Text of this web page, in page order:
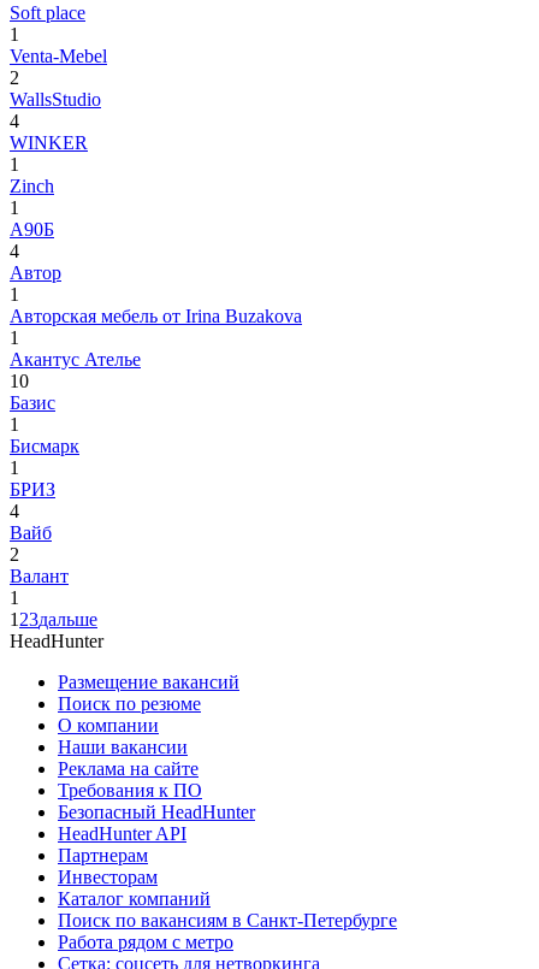
Soft place
1
Venta-Mebel
2
WallsStudio
4
WINKER
1
Zinch
1
А90Б
4
Автор
1
Авторская мебель от Irina Buzakova
1
Акантус Ателье
10
Базис
1
Бисмарк
1
БРИЗ
4
Вайб
2
Валант
1
1 23дальше
HeadHunter
Размещение вакансий
Поиск по резюме
О компании
Наши вакансии
Реклама на сайте
Требования к ПО
Безопасный HeadHunter
HeadHunter API
Партнерам
Инвесторам
Каталог компаний
Поиск по вакансиям в Санкт-Петербурге
Работа рядом с метро
Сетка: соцсеть для нетворкинга